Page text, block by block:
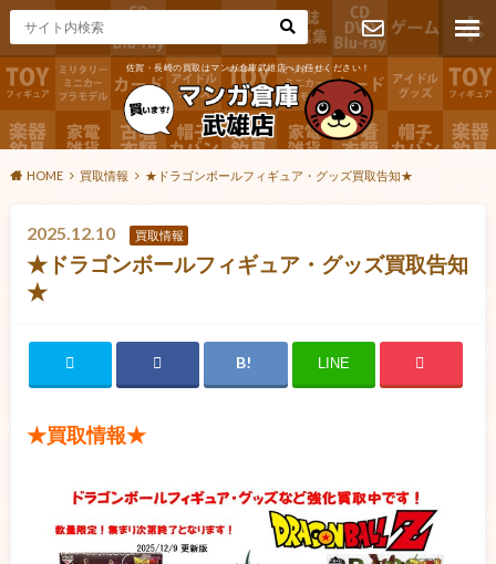
佐賀・長崎の買取はマンガ倉庫武雄店へお任せください！
お問い合わ
せ
HOME 買取情報 ★ドラゴンボールフィギュア・グッズ買取告知★
2025.12.10 買取情報
★ドラゴンボールフィギュア・グッズ買取告知
★
LINE
★買取情報★